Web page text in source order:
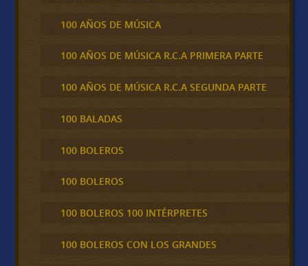
100 AÑOS DE MÚSICA
100 AÑOS DE MÚSICA R.C.A PRIMERA PARTE
100 AÑOS DE MÚSICA R.C.A SEGUNDA PARTE
100 BALADAS
100 BOLEROS
100 BOLEROS
100 BOLEROS 100 INTÉRPRETES
100 BOLEROS CON LOS GRANDES